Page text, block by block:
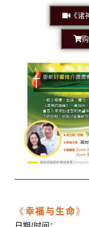
《诸
《幸福与生命》